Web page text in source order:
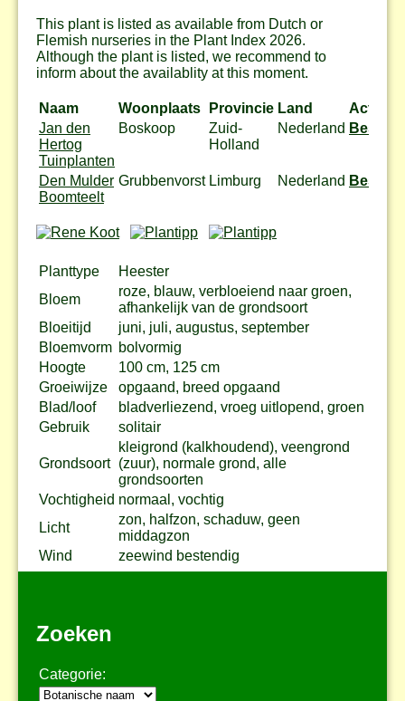
This plant is listed as available from Dutch or
Flemish nurseries in the Plant Index 2026.
Although the plant is listed, we recommend to
inform about the availablity at this moment.
Naam Woonplaats Provincie Land
Actie
Jan den
Hertog
Tuinplanten
Boskoop
Zuid-
Holland
Nederland Bestel
Den Mulder
Boomteelt
Grubbenvorst Limburg Nederland Bestel
Planttype
Heester
Bloem
roze, blauw, verbloeiend naar groen,
afhankelijk van de grondsoort
Bloeitijd
juni, juli, augustus, september
Bloemvorm bolvormig
Hoogte
100 cm, 125 cm
Groeiwijze
opgaand, breed opgaand
Blad/loof
bladverliezend, vroeg uitlopend, groen
Gebruik
solitair
Grondsoort
kleigrond (kalkhoudend), veengrond
(zuur), normale grond, alle
grondsoorten
Vochtigheid normaal, vochtig
Licht
zon, halfzon, schaduw, geen
middagzon
Wind
zeewind bestendig
Zoeken
Categorie: